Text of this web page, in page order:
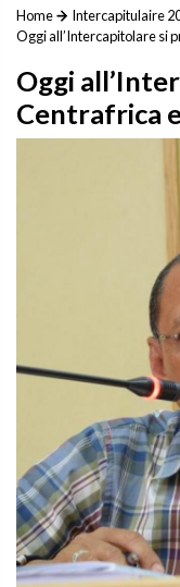
Home
Intercapitulaire
Oggi all’Intercapitolare si
Oggi
Centrafrica